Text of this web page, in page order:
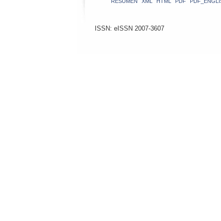
ISSN: eISSN 2007-3607